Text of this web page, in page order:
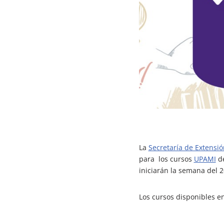
La Secretaría de
para los cursos UPAMI
iniciarán la semana del
Los cursos disponibles